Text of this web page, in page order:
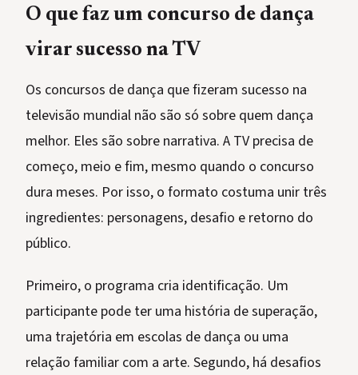
O que faz um concurso de dança
virar sucesso na TV
Os concursos de dança que fizeram sucesso na
televisão mundial não são só sobre quem dança
melhor. Eles são sobre narrativa. A TV precisa de
começo, meio e fim, mesmo quando o concurso
dura meses. Por isso, o formato costuma unir três
ingredientes: personagens, desafio e retorno do
público.
Primeiro, o programa cria identificação. Um
participante pode ter uma história de superação,
uma trajetória em escolas de dança ou uma
relação familiar com a arte. Segundo, há desafios